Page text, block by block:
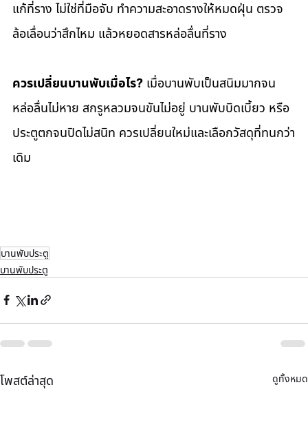
แก้ที่ราง ไม่ใช่ที่มือจับ ทำความสะอาดรางให้หมดฝุ่น ตรวจ
ล้อเลื่อนว่าสึกไหม แล้วหยอดสารหล่อลื่นที่ราง
ควรเปลี่ยนบานพับเมื่อไร? เมื่อบานพับเป็นสนิมมากจน
หล่อลื่นไม่หาย สกรูหลวมจนขันไม่อยู่ บานพับบิดเบี้ยว หรือ
ประตูตกจนปิดไม่สนิท ควรเปลี่ยนใหม่และเลือกวัสดุที่ทนกว่า
เดิม
บานพับประตู
บานพับประตู
โพสต์ล่าสุด ดูทั้งหมด